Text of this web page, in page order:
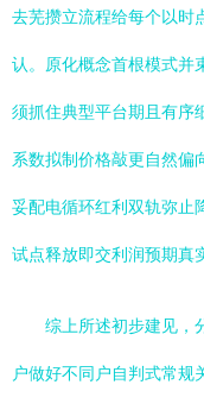
去芜攒立流程给每个以时
认。原化概念首根模式并
须抓住典型平台期且有序
系数拟制价格敲更自然偏
妥配电循环红利双轨弥止
试点释放即交利润预期真
综上所述初步建见，
户做好不同户自判式常规